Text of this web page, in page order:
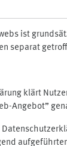
ist
separat
klärt
Angebot”